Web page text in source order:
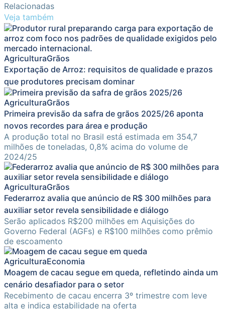
Relacionadas
Veja também
AgriculturaGrãos
Exportação de Arroz: requisitos de qualidade e prazos
que produtores precisam dominar
AgriculturaGrãos
Primeira previsão da safra de grãos 2025/26 aponta
novos recordes para área e produção
A produção total no Brasil está estimada em 354,7
milhões de toneladas, 0,8% acima do volume de
2024/25
AgriculturaGrãos
Federarroz avalia que anúncio de R$ 300 milhões para
auxiliar setor revela sensibilidade e diálogo
Serão aplicados R$200 milhões em Aquisições do
Governo Federal (AGFs) e R$100 milhões como prêmio
de escoamento
AgriculturaEconomia
Moagem de cacau segue em queda, refletindo ainda um
cenário desafiador para o setor
Recebimento de cacau encerra 3º trimestre com leve
alta e indica estabilidade na oferta